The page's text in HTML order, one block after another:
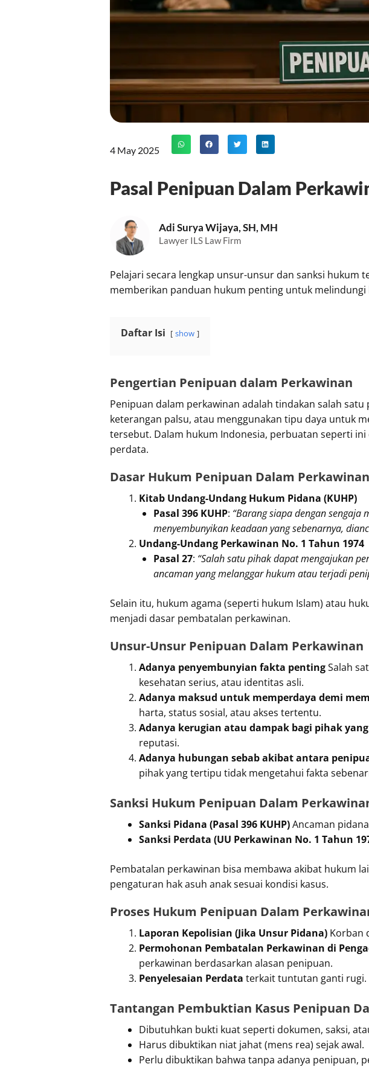
4 May 2025
Pasal Penipuan Dalam
Adi Surya Wijaya, SH, MH
Lawyer ILS Law Firm
Pelajari secara lengkap unsur-unsur dan sanksi hukum
memberikan panduan hukum penting untuk melindungi
Daftar Isi show
Pengertian Penipuan dalam Perkawinan
Penipuan dalam perkawinan adalah tindakan salah
keterangan palsu, atau menggunakan tipu daya untuk
tersebut. Dalam hukum Indonesia, perbuatan seperti
perdata.
Dasar Hukum Penipuan Dalam Perkawinan
Kitab Undang-Undang Hukum Pidana (KUHP)
Pasal 396 KUHP: “Barang siapa dengan
menyembunyikan keadaan yang sebenarnya,
Undang-Undang Perkawinan No. 1 Tahun 1974
Pasal 27: “Salah satu pihak dapat mengajukan
ancaman yang melanggar hukum atau terjadi
Selain itu, hukum agama (seperti hukum Islam) atau
menjadi dasar pembatalan perkawinan.
Unsur-Unsur Penipuan Dalam Perkawinan
Adanya penyembunyian fakta pentingSalah
kesehatan serius, atau identitas asli.
Adanya maksud untuk memperdaya demi
harta, status sosial, atau akses tertentu.
Adanya kerugian atau dampak bagi pihak
reputasi.
Adanya hubungan sebab akibat antara
pihak yang tertipu tidak mengetahui fakta
Sanksi Hukum Penipuan Dalam
Sanksi Pidana (Pasal 396 KUHP)Ancaman
Sanksi Perdata (UU Perkawinan No. 1 Tahun
Pembatalan perkawinan bisa membawa akibat hukum
pengaturan hak asuh anak sesuai kondisi kasus.
Proses Hukum Penipuan Dalam
Laporan Kepolisian (Jika Unsur Pidana) Korban
Permohonan Pembatalan Perkawinan di
perkawinan berdasarkan alasan penipuan.
Penyelesaian Perdata terkait tuntutan ganti rugi.
Tantangan Pembuktian Kasus Penipuan
Dibutuhkan bukti kuat seperti dokumen, saksi,
Harus dibuktikan niat jahat (mens rea) sejak awal.
Perlu dibuktikan bahwa tanpa adanya penipuan,